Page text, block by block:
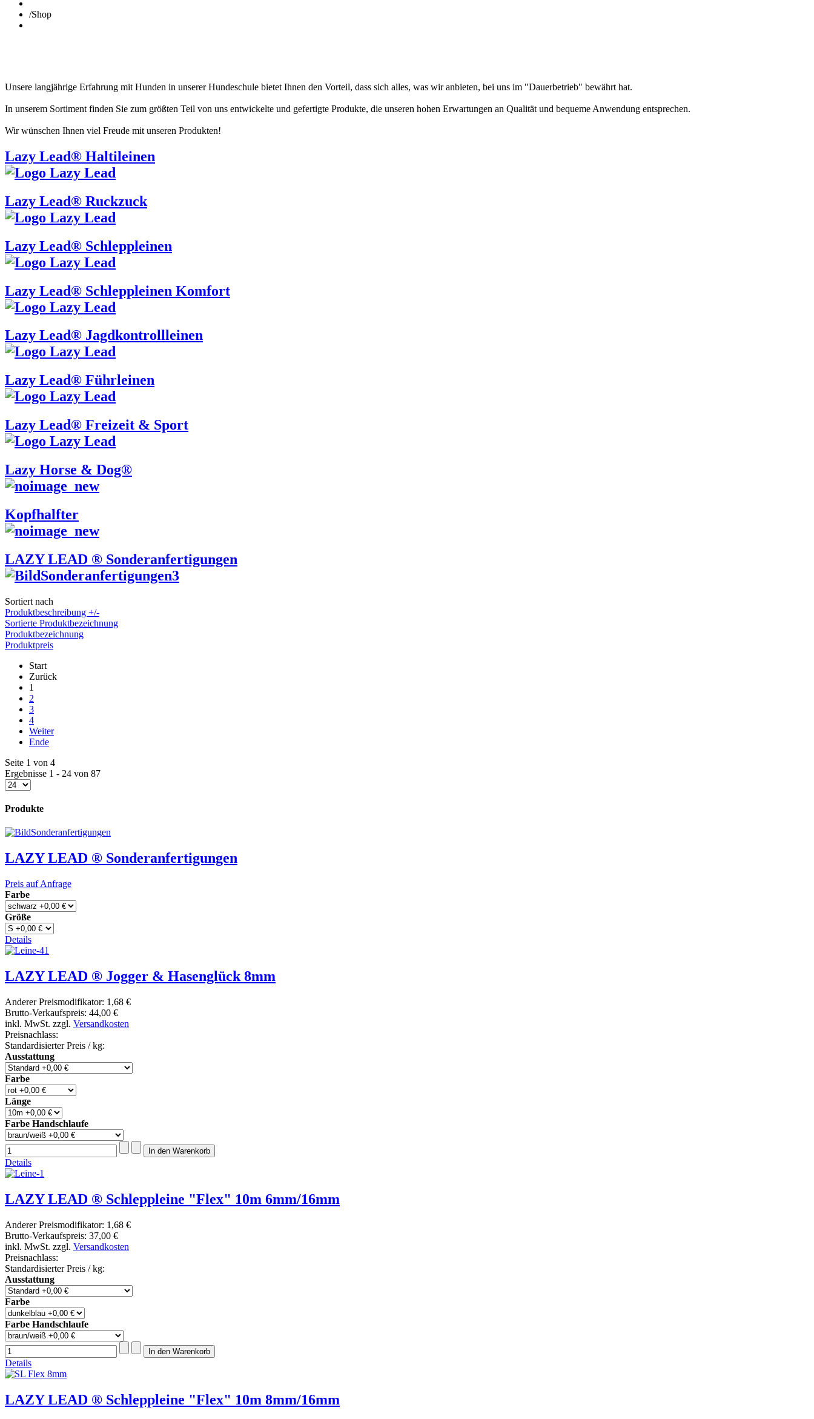
/Shop
Unsere langjährige Erfahrung mit Hunden in unserer Hundeschule bietet Ihnen den Vorteil, dass sich alles, was wir anbieten, bei uns im "Dauerbetrieb" bewährt hat.
In unserem Sortiment finden Sie zum größten Teil von uns entwickelte und gefertigte Produkte, die unseren hohen Erwartungen an Qualität und bequeme Anwendung entsprechen.
Wir wünschen Ihnen viel Freude mit unseren Produkten!
Lazy Lead® Haltileinen
Lazy Lead® Ruckzuck
Lazy Lead® Schleppleinen
Lazy Lead® Schleppleinen Komfort
Lazy Lead® Jagdkontrollleinen
Lazy Lead® Führleinen
Lazy Lead® Freizeit & Sport
Lazy Horse & Dog®
Kopfhalfter
LAZY LEAD ® Sonderanfertigungen
Sortiert nach
Produktbeschreibung +/-
Sortierte Produktbezeichnung
Produktbezeichnung
Produktpreis
Start
Zurück
1
2
3
4
Weiter
Ende
Seite 1 von 4
Ergebnisse 1 - 24 von 87
Produkte
LAZY LEAD ® Sonderanfertigungen
Preis auf Anfrage
Farbe
Größe
Details
LAZY LEAD ® Jogger & Hasenglück 8mm
Anderer Preismodifikator: 1,68 €
Brutto-Verkaufspreis: 44,00 €
inkl. MwSt. zzgl. Versandkosten
Preisnachlass:
Standardisierter Preis / kg:
Ausstattung
Farbe
Länge
Farbe Handschlaufe
Details
LAZY LEAD ® Schleppleine "Flex" 10m 6mm/16mm
Anderer Preismodifikator: 1,68 €
Brutto-Verkaufspreis: 37,00 €
inkl. MwSt. zzgl. Versandkosten
Preisnachlass:
Standardisierter Preis / kg:
Ausstattung
Farbe
Farbe Handschlaufe
Details
LAZY LEAD ® Schleppleine "Flex" 10m 8mm/16mm